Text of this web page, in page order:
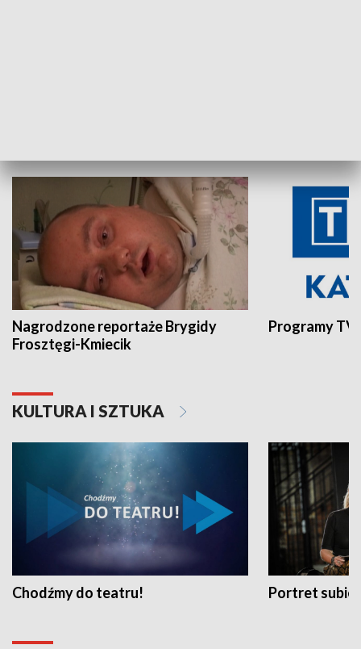
Nagrodzone reportaże Brygidy
Frosztęgi-Kmiecik
Programy
KULTURA I SZTUKA
Chodźmy do teatru! Portret